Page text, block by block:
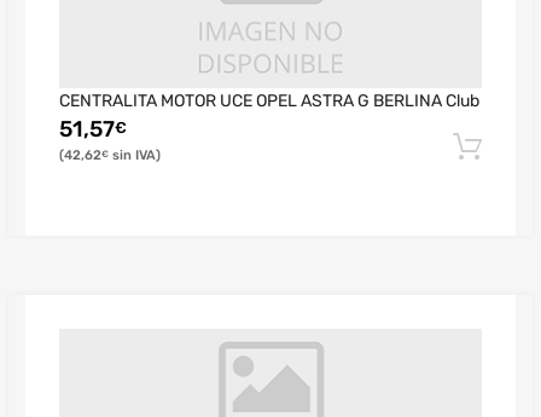
CENTRALITA MOTOR UCE OPEL ASTRA G BERLINA Club
51,57€
42,62€